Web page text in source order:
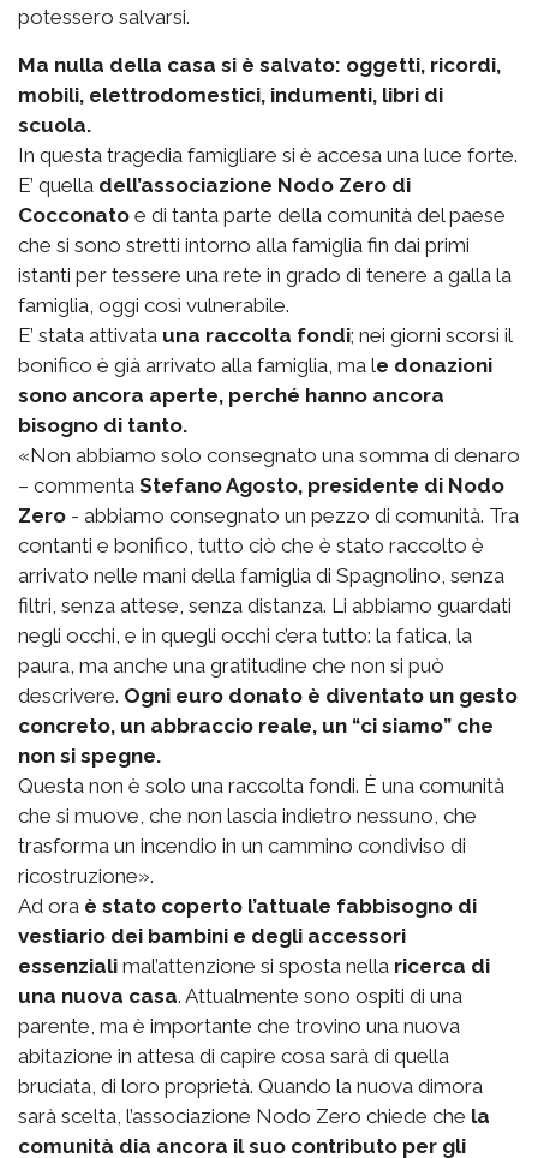
potessero salvarsi.
Ma nulla della casa si è salvato: oggetti, ricordi,
mobili, elettrodomestici, indumenti, libri di
scuola.
In questa tragedia famigliare si è accesa una luce forte.
E’ quella dell’associazione Nodo Zero di
Cocconato e di tanta parte della comunità del paese
che si sono stretti intorno alla famiglia fin dai primi
istanti per tessere una rete in grado di tenere a galla la
famiglia, oggi così vulnerabile.
E’ stata attivata una raccolta fondi; nei giorni scorsi il
bonifico è già arrivato alla famiglia, ma le donazioni
sono ancora aperte, perché hanno ancora
bisogno di tanto.
«Non abbiamo solo consegnato una somma di denaro
– commenta Stefano Agosto, presidente di Nodo
Zero - abbiamo consegnato un pezzo di comunità. Tra
contanti e bonifico, tutto ciò che è stato raccolto è
arrivato nelle mani della famiglia di Spagnolino, senza
filtri, senza attese, senza distanza. Li abbiamo guardati
negli occhi, e in quegli occhi c’era tutto: la fatica, la
paura, ma anche una gratitudine che non si può
descrivere. Ogni euro donato è diventato un gesto
concreto, un abbraccio reale, un “ci siamo” che
non si spegne.
Questa non è solo una raccolta fondi. È una comunità
che si muove, che non lascia indietro nessuno, che
trasforma un incendio in un cammino condiviso di
ricostruzione».
Ad ora è stato coperto l’attuale fabbisogno di
vestiario dei bambini e degli accessori
essenziali mal’attenzione si sposta nella ricerca di
una nuova casa. Attualmente sono ospiti di una
parente, ma è importante che trovino una nuova
abitazione in attesa di capire cosa sarà di quella
bruciata, di loro proprietà. Quando la nuova dimora
sarà scelta, l’associazione Nodo Zero chiede che la
comunità dia ancora il suo contributo per gli